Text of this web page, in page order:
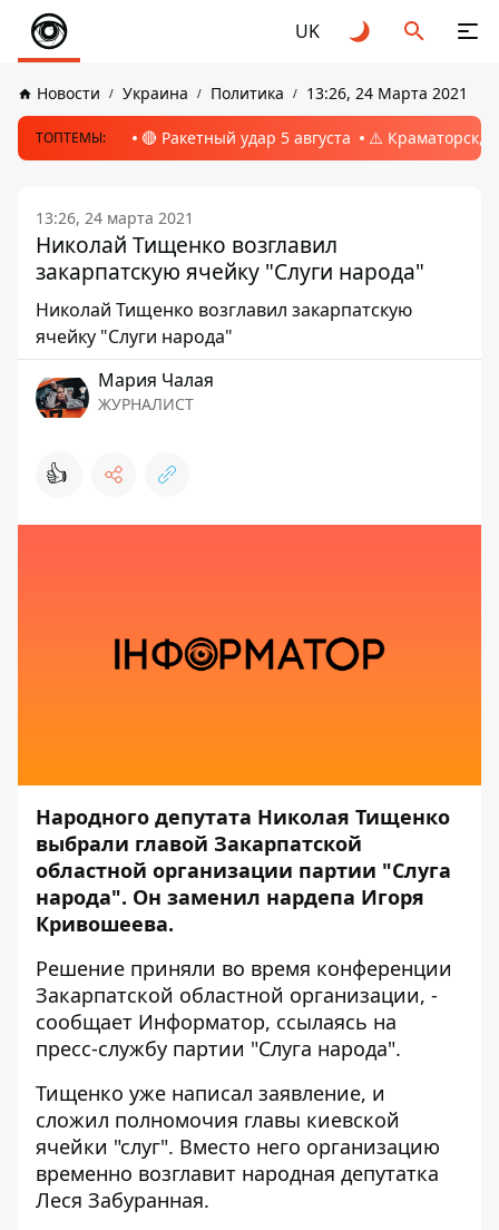
UK
Новости Украина Политика 13:26, 24 Марта 2021
ТОПТЕМЫ: 🔴 Ракетный удар 5 августа ⚠️ Краматорск,
13:26, 24 марта 2021
Николай Тищенко возглавил
закарпатскую ячейку "Слуги народа"
Николай Тищенко возглавил закарпатскую
ячейку "Слуги народа"
Мария Чалая
ЖУРНАЛИСТ
👍
Народного депутата Николая Тищенко
выбрали главой Закарпатской
областной организации партии "Слуга
народа". Он заменил нардепа Игоря
Кривошеева.
Решение приняли во время конференции
Закарпатской областной организации, -
сообщает Информатор, ссылаясь на
пресс-службу партии "Слуга народа".
Тищенко уже написал заявление, и
сложил полномочия главы киевской
ячейки "слуг". Вместо него организацию
временно возглавит народная депутатка
Леся Забуранная.